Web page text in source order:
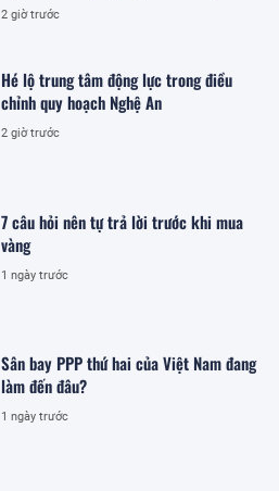
2 giờ trước
Hé lộ trung tâm động lực trong điều
chỉnh quy hoạch Nghệ An
2 giờ trước
7 câu hỏi nên tự trả lời trước khi mua
vàng
1 ngày trước
Sân bay PPP thứ hai của Việt Nam đang
làm đến đâu?
1 ngày trước